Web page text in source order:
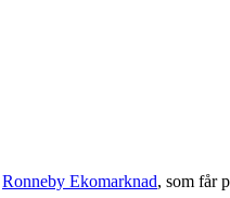
Ronneby Ekomarknad, som får